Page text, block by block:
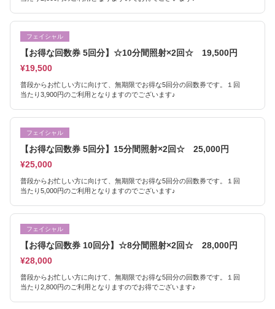
フェイシャル
【お得な回数券 5回分】☆10分間照射×2回☆ 19,500円
¥19,500
普段からお忙しい方に向けて、無期限でお得な5回分の回数券です。１回
当たり3,900円のご利用となりますのでございます♪
フェイシャル
【お得な回数券 5回分】15分間照射×2回☆ 25,000円
¥25,000
普段からお忙しい方に向けて、無期限でお得な5回分の回数券です。１回
当たり5,000円のご利用となりますのでございます♪
フェイシャル
【お得な回数券 10回分】☆8分間照射×2回☆ 28,000円
¥28,000
普段からお忙しい方に向けて、無期限でお得な5回分の回数券です。１回
当たり2,800円のご利用となりますのでお得でございます♪